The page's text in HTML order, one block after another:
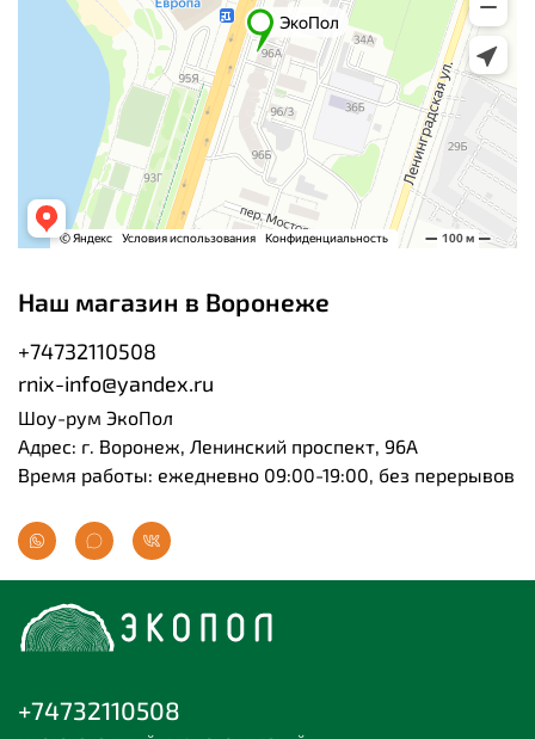
Наш магазин в Воронеже
+74732110508
rnix-info@yandex.ru
Шоу-рум ЭкоПол
Адрес: г. Воронеж, Ленинский проспект, 96А
Время работы: ежедневно 09:00-19:00, без перерывов
+74732110508